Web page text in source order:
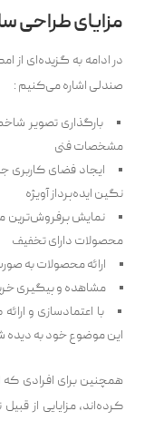
مزایای طراحی
در ادامه به گزیده‌ای از
صندلی اشاره می‌کنیم :
بارگذاری تصویر
مشخصات فنی
ایجاد فضای
نگین ایده‌پرداز آویژه
نمایش پرفروش‌ترین
محصولات دارای تخفیف
ارائه محصولات به صورت 24
مشاهده و پیگیری
با اعتمادسازی و
این موضوع خود به
همچنین برای افرادی
کرد‌ه‌اند، مزایایی از